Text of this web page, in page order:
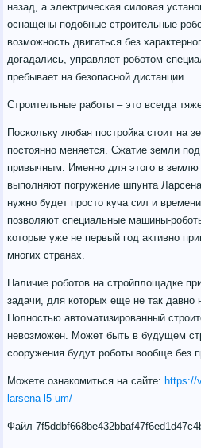
назад, а электрическая силовая
оснащены подобные строительные
возможность двигаться без
догадались, управляет роботом
пребывает на безопасной дистанции.
Строительные работы – это всегда
Поскольку любая постройка стоит на
постоянно меняется. Сжатие земли
привычным. Именно для этого в землю
выполняют погружение шпунта
нужно будет просто куча сил и
позволяют специальные машины-
которые уже не первый год активно
многих странах.
Наличие роботов на стройплощадке
задачи, для которых еще не так давно
Полностью автоматизированный
невозможен. Может быть в будущем
сооружения будут роботы вообще без
Можете ознакомиться на сайте: https://
larsena-l5-um/
Файл